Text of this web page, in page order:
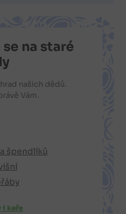
na staré
našich dědů.
Vám.
špendlíků
i keře